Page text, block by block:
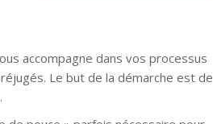
accompagne dans vos processus
Le but de la démarche est de